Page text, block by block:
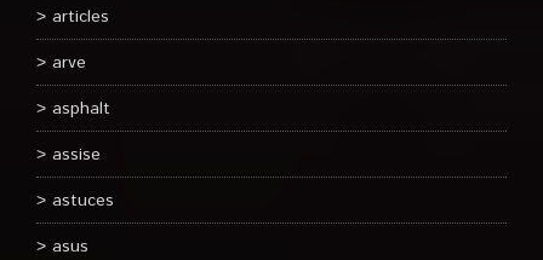
articles
arve
asphalt
assise
astuces
asus